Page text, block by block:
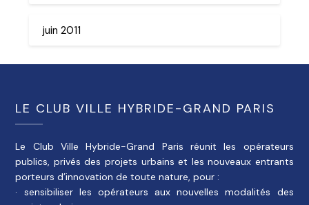
juin 2011
LE CLUB VILLE HYBRIDE-GRAND PARIS
Le Club Ville Hybride-Grand Paris réunit les opérateurs
publics, privés des projets urbains et les nouveaux entrants
porteurs d’innovation de toute nature, pour :
· sensibiliser les opérateurs aux nouvelles modalités des